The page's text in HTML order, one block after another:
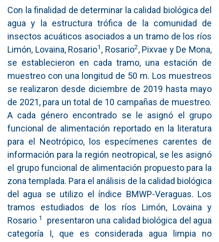
Con la finalidad de determinar la calidad biológica del
agua y la estructura trófica de la comunidad de
insectos acuáticos asociados a un tramo de los ríos
Limón, Lovaina, Rosario1 , Rosario2, Pixvae y De Mona,
se establecieron en cada tramo, una estación de
muestreo con una longitud de 50 m. Los muestreos
se realizaron desde diciembre de 2019 hasta mayo
de 2021, para un total de 10 campañas de muestreo.
A cada género encontrado se le asignó el grupo
funcional de alimentación reportado en la literatura
para el Neotrópico, los especímenes carentes de
información para la región neotropical, se les asignó
el grupo funcional de alimentación propuesto para la
zona templada. Para el análisis de la calidad biológica
del agua se utilizo el índice BMWP-Veraguas. Los
tramos estudiados de los ríos Limón, Lovaina y
Rosario 1
presentaron una calidad biológica del agua
categoría I, que es considerada agua limpia no